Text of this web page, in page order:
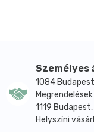
vastartalma
biológiai
vegetáriánusok
szervezetük
Achilles-pontja,
1084
1119
Helyszíni